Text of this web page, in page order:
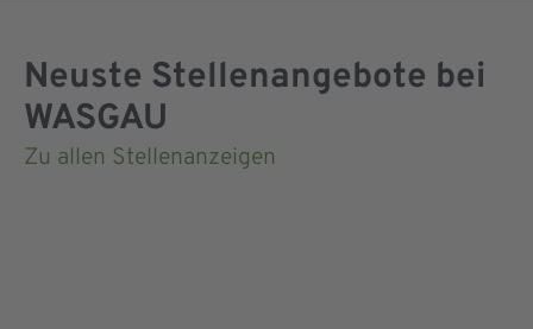
Neuste Stellenangebote bei
WASGAU
Zu allen Stellenanzeigen